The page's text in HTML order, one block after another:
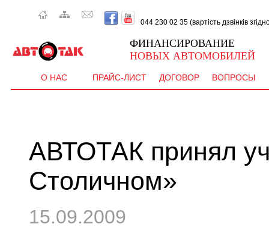
044 230 02 35 (вартість дзвінків
ФИНАНСИРОВАНИЕ
НОВЫХ АВТОМОБИЛЕЙ
О НАС ПРАЙС-ЛИСТ ДОГОВОР ВОПРОСЫ
АВТОТАК принял
Столичном»
15.09.2009